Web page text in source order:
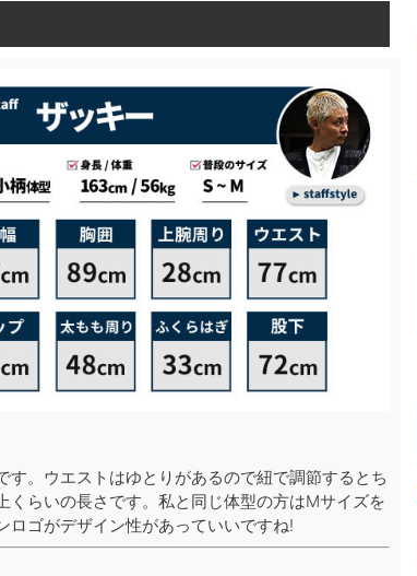
す。ウエストはゆとりがあるので紐で調節するとち
くらいの長さです。私と同じ体型の方はMサイズを
ロゴがデザイン性があっていいですね!